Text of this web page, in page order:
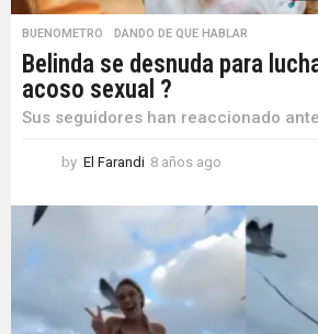
BUENOMETRO ,DANDO DE QUE HABLAR
Belinda se desnuda para
acoso sexual ?
Sus seguidores han reaccionado
by El Farandi 8 años ago
ñ
o